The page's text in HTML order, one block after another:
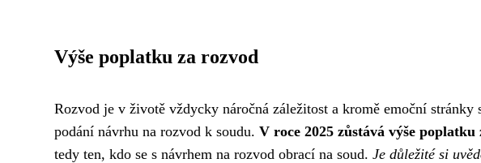
Výše poplatku za rozvod
Rozvod je v životě vždycky náročná záležitost a kromě emoční
podání návrhu na rozvod k soudu. V roce 2025 zůstává výše
tedy ten, kdo se s návrhem na rozvod obrací na soud. Je důležité si